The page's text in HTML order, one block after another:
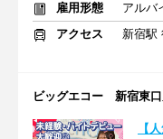
雇用形態
アルバ
アクセス
新宿駅
ビッグエコー 新宿東
【